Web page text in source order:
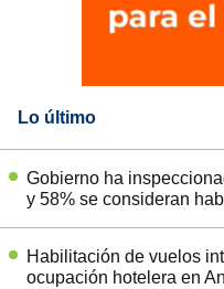
Lo último
Gobierno ha
y 58% se consideran
Habilitación de vuelos
ocupación hotelera en